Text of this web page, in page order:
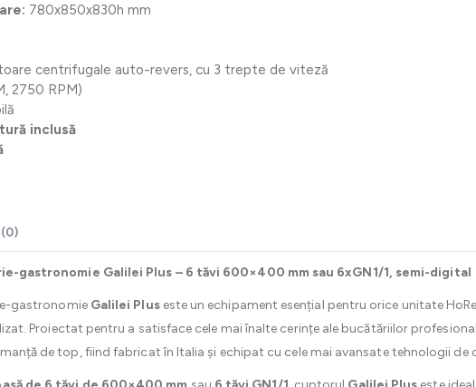
780x850x830h mm
centrifugale auto-revers, cu 3 trepte de viteză
2750 RPM)
inclusă
(0)
gastronomie Galilei Plus – 6 tăvi 600×400 mm sau 6xGN1/1, semi-digital
gastronomie Galilei Pluseste un echipament esențial pentru orice unitate
Proiectat pentru a satisface cele mai înalte cerințe ale bucătăriilor
de top, fiind fabricat în Italia și echipat cu cele mai avansate tehnologii de